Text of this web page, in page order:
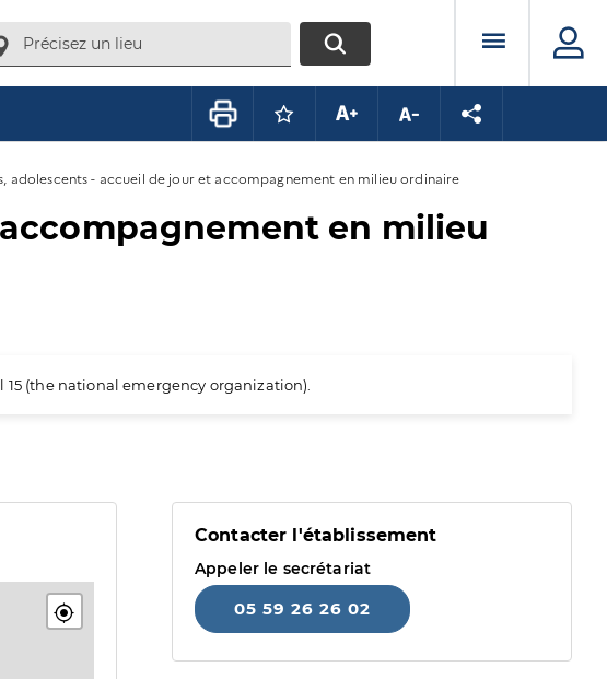
RECHERCHERMenu
Connectez-vous pour mettre ce
Augmenter la taille du texte
Diminuer la taille du
Partager la
adolescents - accueil de jour et accompagnement en milieu ordinaire
en milieu
(the national emergency organization).
Contacter l'établissement
Appeler le secrétariat
05 59 26 26 02